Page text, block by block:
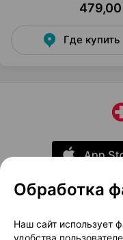
Где купить
О
Обработка
Наш сайт использует
удобства